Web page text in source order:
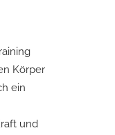
Körper
ein
und